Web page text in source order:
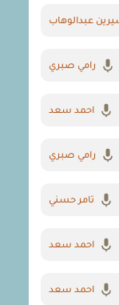
عبدالوهاب
رامي صبري
احمد سعد
رامي صبري
تامر حسني
احمد سعد
احمد سعد